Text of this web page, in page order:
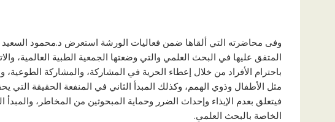
وفى محاضرته التي ألقاها ضمن فعاليات الورشة استعرض د.محمود السعيد
المتفق عليها في البحث العلمي والتي وضعتها الجمعية الطبية العالمية،
باحترام الأفراد من خلال إعطاء الحرية في المشاركة، والمشاركة
مثل الأطفال وذوي الهمم، وكذلك المبدأ الثاني في المنفعة الحقيقة التي
فيتعلق بعدم الإيذاء وإحداث الضرر وحماية المبحوثين من المخاطر، والمبدأ
الخاصة بالبحث العلمي.